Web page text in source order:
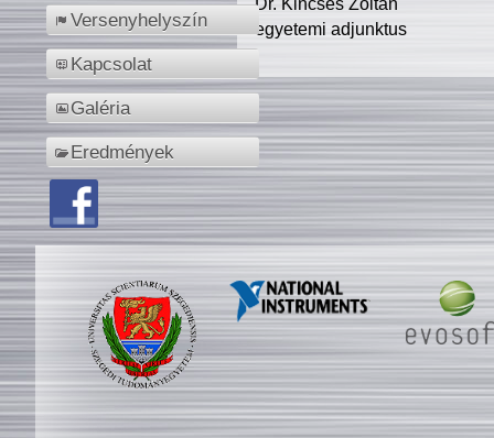
Versenyhelyszín
Kapcsolat
Galéria
Eredmények
egyetemi adjunktus